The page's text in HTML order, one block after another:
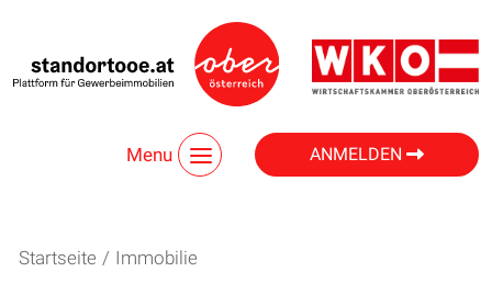
Menu ANMELDEN
Startseite / Immobilie